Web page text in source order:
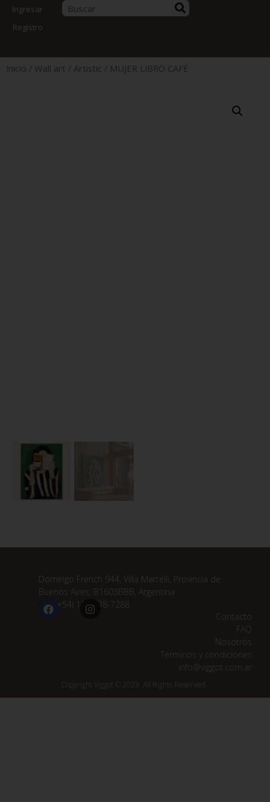
Ingresar
Registro
Inicio / Wall art / Artistic / MUJER LIBRO CAFÉ
Domingo French 944, Villa Martelli, Provincia de
Buenos Aires, B1603BBB, Argentina
(+54) 11 3838-7288
Contacto
FAQ
Nosotros
Términos y condiciones
info@viggot.com.ar
Copyright Viggot © 2023. All Rights Reserved.